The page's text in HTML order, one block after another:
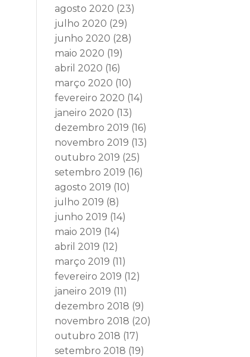
agosto 2020 (23)
julho 2020 (29)
junho 2020 (28)
maio 2020 (19)
abril 2020 (16)
março 2020 (10)
fevereiro 2020 (14)
janeiro 2020 (13)
dezembro 2019 (16)
novembro 2019 (13)
outubro 2019 (25)
setembro 2019 (16)
agosto 2019 (10)
julho 2019 (8)
junho 2019 (14)
maio 2019 (14)
abril 2019 (12)
março 2019 (11)
fevereiro 2019 (12)
janeiro 2019 (11)
dezembro 2018 (9)
novembro 2018 (20)
outubro 2018 (17)
setembro 2018 (19)